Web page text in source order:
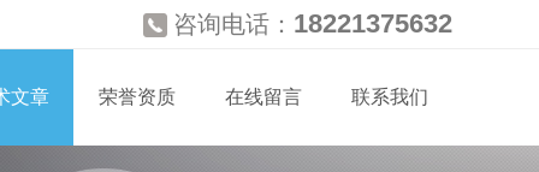
咨询电话： 18221375632
文章 荣誉资质 在线留言 联系我们